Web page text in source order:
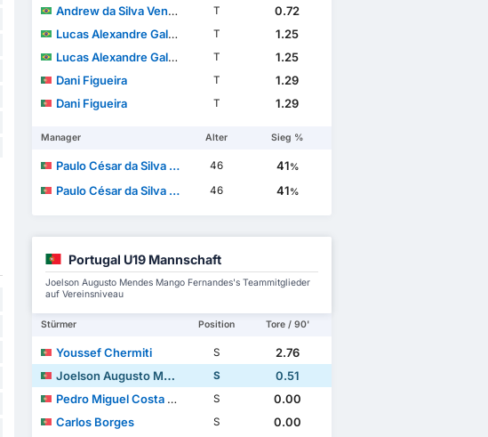
Andrew da Silva Ventura
T
0.72
Lucas Alexandre Galdino de Azevedo
T
1.25
Lucas Alexandre Galdino de Azevedo
T
1.25
Dani Figueira
T
1.29
Dani Figueira
T 1.29
Manager Alter Sieg %
Paulo César da Silva Peixoto 46 41%
Paulo César da Silva Peixoto 46 41%
Portugal U19 Mannschaft
Joelson Augusto Mendes Mango Fernandes's Teammitglieder
auf Vereinsniveau
Stürmer Position Tore / 90'
Youssef Chermiti S
2.76
Joelson Augusto Mendes Mango Fernandes
S
0.51
Pedro Miguel Costa Santos
S
0.00
Carlos Borges
S
0.00